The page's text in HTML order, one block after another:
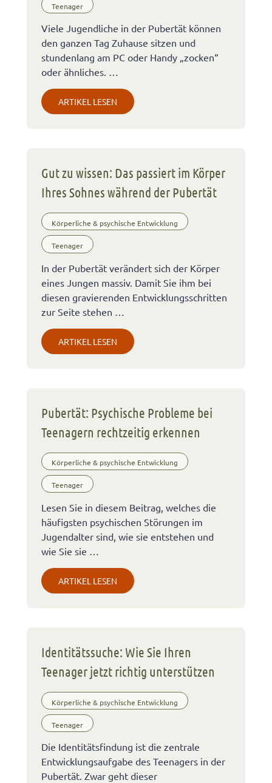
Teenager
Viele Jugendliche in der Pubertät können
den ganzen Tag Zuhause sitzen und
stundenlang am PC oder Handy „zocken“
oder ähnliches. …
ARTIKEL LESEN
Gut zu wissen: Das passiert im Körper
Ihres Sohnes während der Pubertät
Körperliche & psychische Entwicklung
Teenager
In der Pubertät verändert sich der Körper
eines Jungen massiv. Damit Sie ihm bei
diesen gravierenden Entwicklungsschritten
zur Seite stehen …
ARTIKEL LESEN
Pubertät: Psychische Probleme bei
Teenagern rechtzeitig erkennen
Körperliche & psychische Entwicklung
Teenager
Lesen Sie in diesem Beitrag, welches die
häufigsten psychischen Störungen im
Jugendalter sind, wie sie entstehen und
wie Sie sie …
ARTIKEL LESEN
Identitätssuche: Wie Sie Ihren
Teenager jetzt richtig unterstützen
Körperliche & psychische Entwicklung
Teenager
Die Identitätsfindung ist die zentrale
Entwicklungsaufgabe des Teenagers in der
Pubertät. Zwar geht dieser